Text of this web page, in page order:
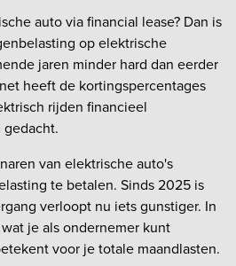
auto via financial lease? Dan is
op elektrische
jaren minder hard dan eerder
heeft de kortingspercentages
rijden financieel
van elektrische auto's
te betalen. Sinds 2025 is
verloopt nu iets gunstiger. In
je als ondernemer kunt
voor je totale maandlasten.